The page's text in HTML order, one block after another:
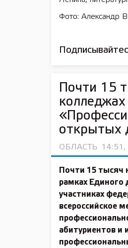
Фото: Александр
Почти 15
открытых
ОБЛАСТЬ
Почти 15 тысяч
рамках Единого
участниках
всероссийское
абитуриентов и